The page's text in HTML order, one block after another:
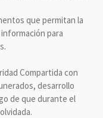
que permitan la
para
Compartida con
desarrollo
de que durante el